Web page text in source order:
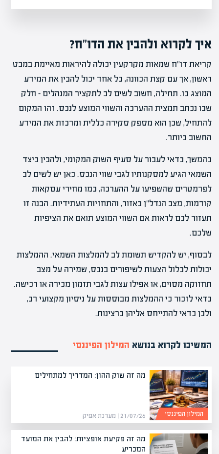
איך לקרוא ולהבין את הדו"ח?
קריאת דו"ח שמאות מקרקעין יכולה להיראות מאיימת במבט
ראשון, אך עם קצת הכוונה, כל אחד יכול להבין את המידע
המוצג בו. תחילה, חשוב לשים לב לתקציר המנהלים – חלק
שבו נכתב תמצית ההערכה והשווי המוצע לנכס. זהו המקום
להתחיל, שכן הוא מספק סקירה כללית ומרכזת את המידע
החשוב ביותר.
בהמשך, כדאי לעבור על סעיף השוק המקומי, ולהבין כיצד
השמאי הגיע למסקנותיו לגבי שווי הנכס. כאן יש לשים לב
לפרמטרים שהשפיעו על ההערכה, כמו מחירי עסקאות
קודמות, מצב הנדל"ן באזור, והתחזיות העתידיות. הבנה זו
תעזור לכם לראות אם השווי המוצע תואם את הציפיות
שלכם.
לבסוף, יש להקדיש תשומת לב להמלצות השמאי. ההמלצות
יכולות לכלול הצעות לשיפורים בנכס, שמירה על מצב
תחזוקה מסוים, או אפילו עצות לגבי תזמון מכירה או רכישה.
כדאי לזכור כי ההמלצות מבוססות על ניסיון מקצועי רב,
ולכן כדאי להתייחס אליהן ברצינות.
המשיכו לקרוא בנושא המילון הפיננסי
מה זה שוק ההון: המדריך למתחילים
21/07/26 | מערכת אפיק המילון הפיננסי
מה זה פקיעת אופציות: להבין את המועד
המכריע